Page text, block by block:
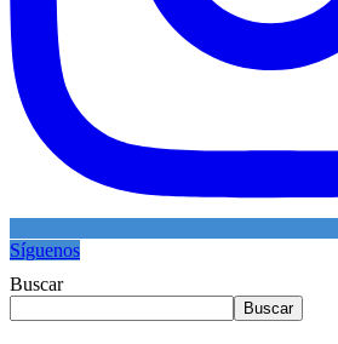
Síguenos
Buscar
Buscar